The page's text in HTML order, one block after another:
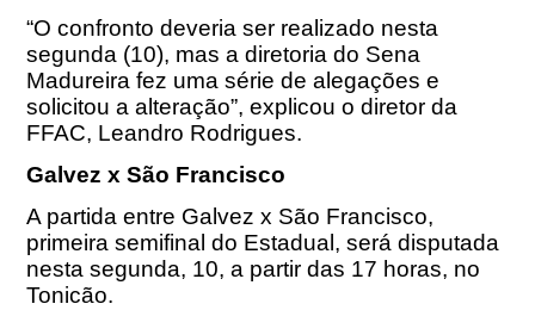
“O confronto deveria ser realizado nesta
segunda (10), mas a diretoria do Sena
Madureira fez uma série de alegações e
solicitou a alteração”, explicou o diretor da
FFAC, Leandro Rodrigues.
Galvez x São Francisco
A partida entre Galvez x São Francisco,
primeira semifinal do Estadual, será disputada
nesta segunda, 10, a partir das 17 horas, no
Tonicão.